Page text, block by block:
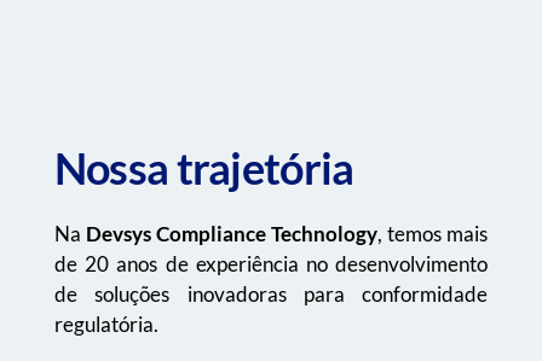
Nossa trajetória
Na Devsys Compliance Technology, temos mais
de 20 anos de experiência no desenvolvimento
de soluções inovadoras para conformidade
regulatória.